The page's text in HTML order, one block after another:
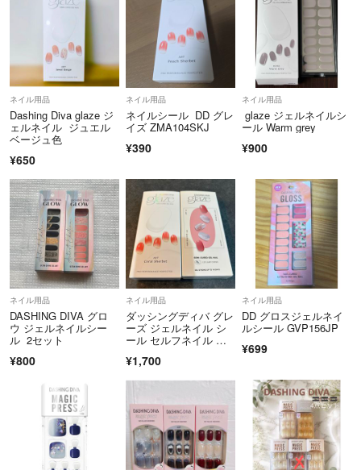
ネイル用品
Dashing Diva glaze ジ
ェルネイル ジュエル
ベージュ色
¥650
ネイル用品
ネイルシール DD グレ
イズ ZMA104SKJ
¥390
ネイル用品
glaze ジェルネイルシ
ール Warm grey
¥900
ネイル用品
DASHING DIVA グロ
ウ ジェルネイルシー
ル 2セット
¥800
ネイル用品
ダッシングディバ グレ
ーズ ジェルネイル シ
ール セルフネイル ハ
¥1,700
ネイル用品
DD グロスジェルネイ
ルシール GVP156JP
¥699